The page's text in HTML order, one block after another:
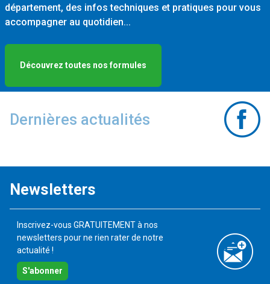
département, des infos techniques et pratiques pour vous
accompagner au quotidien...
Découvrez toutes nos formules
Dernières actualités
Newsletters
Inscrivez-vous GRATUITEMENT à nos
newsletters pour ne rien rater de notre
actualité !
S'abonner